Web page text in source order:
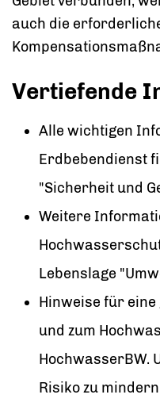
auch die
Vertiefende
Alle wichtigen
Erdbebendienst
"Sicherheit und
Weitere
Lebenslage
Hinweise für
und zum
HochwasserBW.
Risiko zu